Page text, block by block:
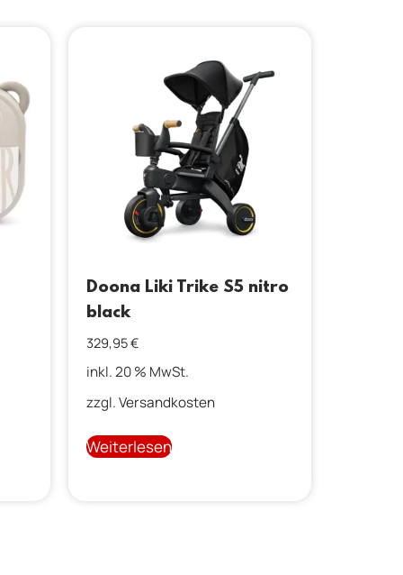
Doona Liki Trike S5 nitro
black
329,95€
inkl. 20 % MwSt.
zzgl.Versandkosten
Weiterlesen